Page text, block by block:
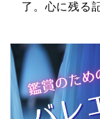
了。心に残る